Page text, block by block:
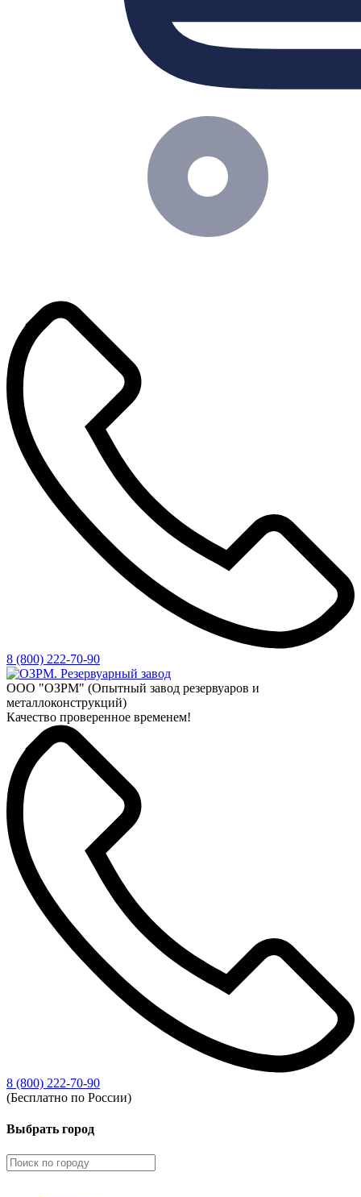
8 (800) 222-70-90
ООО "ОЗРМ" (Опытный завод резервуаров и
металлоконструкций)
Качество проверенное временем!
8 (800) 222-70-90
(Бесплатно по России)
Выбрать город